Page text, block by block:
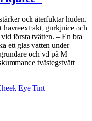
och återfuktar huden.
havreextrakt, gurkjuice och
första tvätten. – En bra
ett glas vatten under
och vd på M
tvåstegstvätt